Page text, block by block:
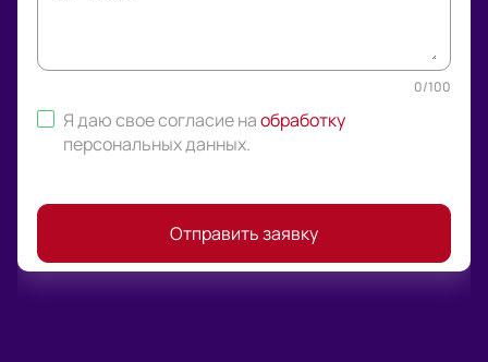
0/100
Я даю свое согласие наобработку
персональных данных.
Отправить заявку